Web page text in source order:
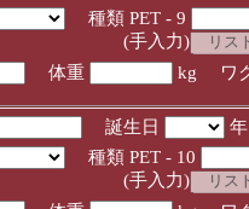
種類 PET - 9
入力)
体重 kg ワ
誕生日
種類 PET - 10
入力)